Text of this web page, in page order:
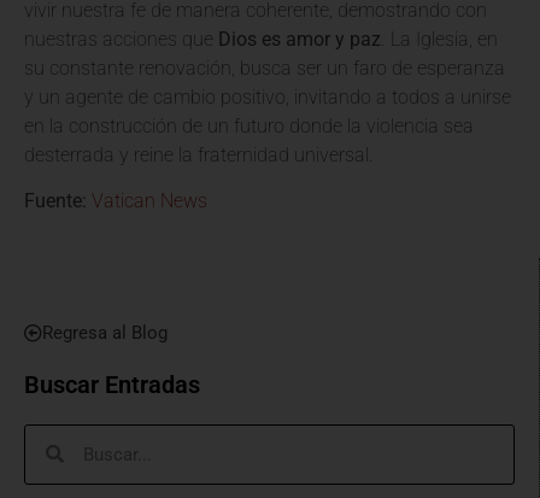
Regresa al Blog
Buscar Entradas
vivir nuestra fe de manera coherente, demostrando con
nuestras acciones que Dios es amor y paz . La Iglesia, en
su constante renovación, busca ser un faro de esperanza
y un agente de cambio positivo, invitando a todos a unirse
en la construcción de un futuro donde la violencia sea
desterrada y reine la fraternidad universal.
Fuente: Vatican News